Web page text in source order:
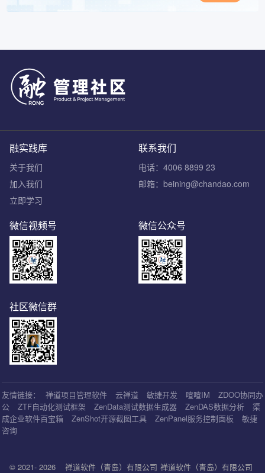
联系我们
电话：4006 8899 23
邮箱：beining@chandao.com
融实践库
关于我们
加入我们
立即学习
微信公众号
微信视频号
社区微信群
友情链接： 禅道项目管理软件 云禅道 敏捷开发 喧喧IM
ZDOO协同办
公
ZTF自动化测试框架 ZenData测试数据生成器 ZenDAS数据分析
渠
成企业软件百宝箱
ZenShot开源截图工具 ZenPanel服务控制面板
敏捷
咨询
© 2021- 2026 禅道软件（青岛）有限公司 禅道软件（青岛）有限公司